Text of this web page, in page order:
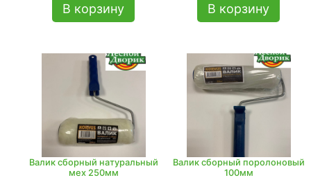
В корзину В корзину
Валик сборный натуральный
мех 250мм
Валик сборный поролоновый
100мм